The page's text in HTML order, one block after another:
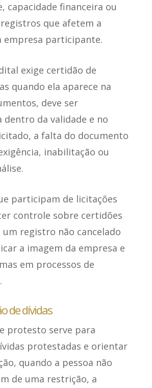
, capacidade financeira ou
que afetem a
empresa participante.
exige certidão de
quando ela aparece na
deve ser
dentro da validade e no
a falta do documento
inabilitação ou
participam de licitações
controle sobre certidões
registro não cancelado
a imagem da empresa e
em processos de
de dívidas
protesto serve para
protestadas e orientar
, quando a pessoa não
de uma restrição, a